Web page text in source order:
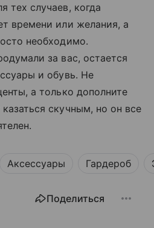
тех случаев, когда
времени или желания, а
необходимо.
за вас, остается
и обувь. Не
а только дополните
скучным, но он все
Аксессуары Гардероб
Поделиться